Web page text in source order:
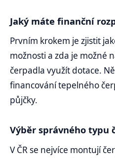
Jaký máte finanční
Prvním krokem je zjistit
možnosti a zda je možné
čerpadla využít dotace.
financování tepelného
půjčky.
Výběr správného typu
V ČR se nejvíce montují